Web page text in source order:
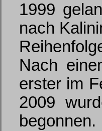
1999
nach
Nach
erster im
2009
begonnen.